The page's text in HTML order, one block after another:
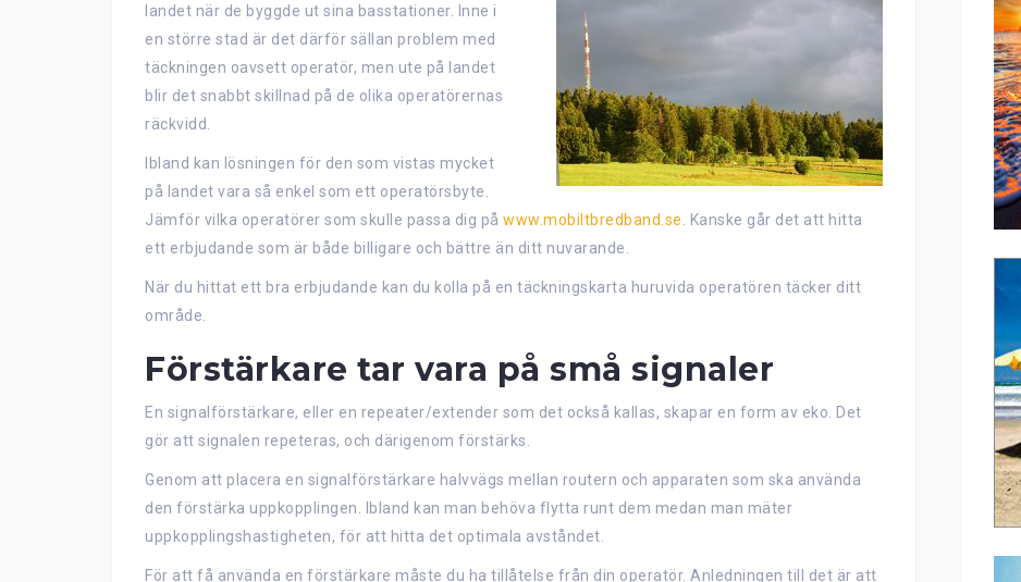
landet när de byggde ut sina basstationer. Inne i
en större stad är det därför sällan problem med
täckningen oavsett operatör, men ute på landet
blir det snabbt skillnad på de olika operatörernas
räckvidd.
Ibland kan lösningen för den som vistas mycket
på landet vara så enkel som ett operatörsbyte.
Jämför vilka operatörer som skulle passa dig på www.mobiltbredband.se . Kanske går det att hitta
ett erbjudande som är både billigare och bättre än ditt nuvarande.
När du hittat ett bra erbjudande kan du kolla på en täckningskarta huruvida operatören täcker ditt
område.
Förstärkare tar vara på små signaler
En signalförstärkare, eller en repeater/extender som det också kallas, skapar en form av eko. Det
gör att signalen repeteras, och därigenom förstärks.
Genom att placera en signalförstärkare halvvägs mellan routern och apparaten som ska använda
den förstärka uppkopplingen. Ibland kan man behöva flytta runt dem medan man mäter
uppkopplingshastigheten, för att hitta det optimala avståndet.
För att få använda en förstärkare måste du ha tillåtelse från din operatör. Anledningen till det är att